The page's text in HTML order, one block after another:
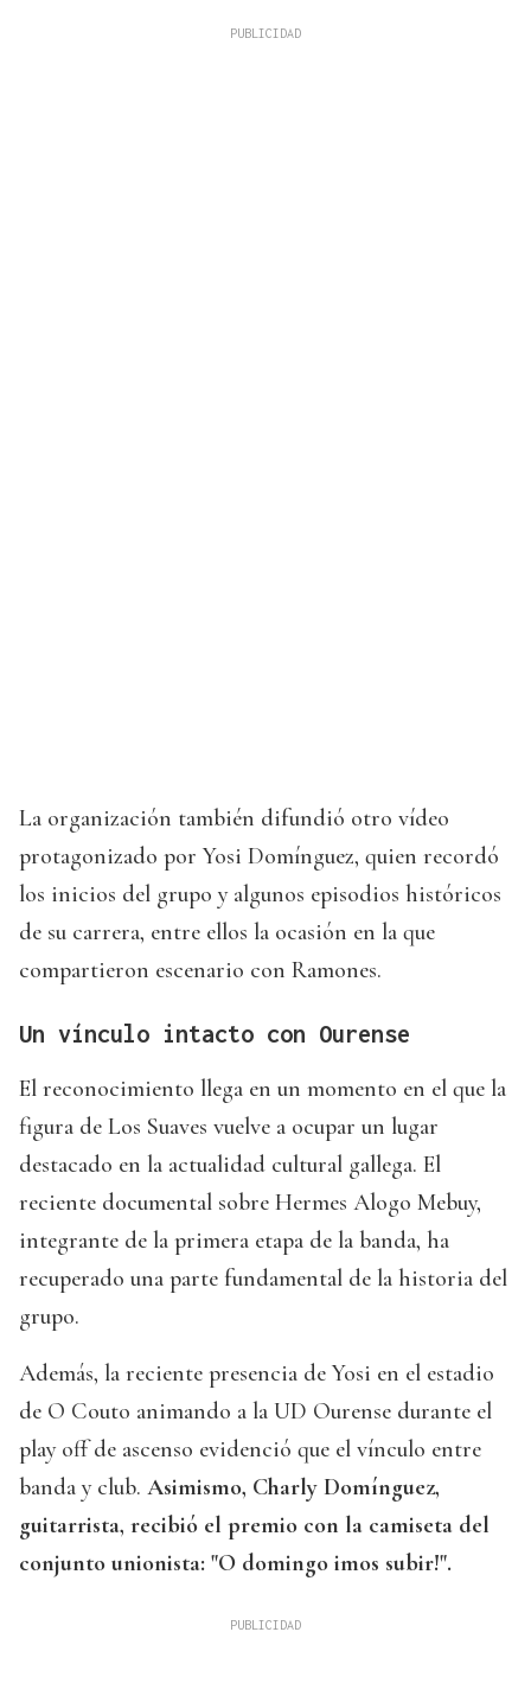
La organización también difundió otro vídeo
protagonizado por Yosi Domínguez, quien recordó
los inicios del grupo y algunos episodios históricos
de su carrera, entre ellos la ocasión en la que
compartieron escenario con Ramones.
Un vínculo intacto con Ourense
El reconocimiento llega en un momento en el que la
figura de Los Suaves vuelve a ocupar un lugar
destacado en la actualidad cultural gallega. El
reciente documental sobre Hermes Alogo Mebuy,
integrante de la primera etapa de la banda, ha
recuperado una parte fundamental de la historia del
grupo.
Además, la reciente presencia de Yosi en el estadio
de O Couto animando a la UD Ourense durante el
play off de ascenso evidenció que el vínculo entre
banda y club. Asimismo, Charly Domínguez,
guitarrista, recibió el premio con la camiseta del
conjunto unionista: "O domingo imos subir!".